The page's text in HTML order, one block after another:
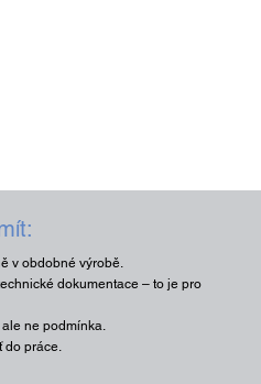
v obdobné výrobě.
dokumentace – to je pro
ne podmínka.
do práce.